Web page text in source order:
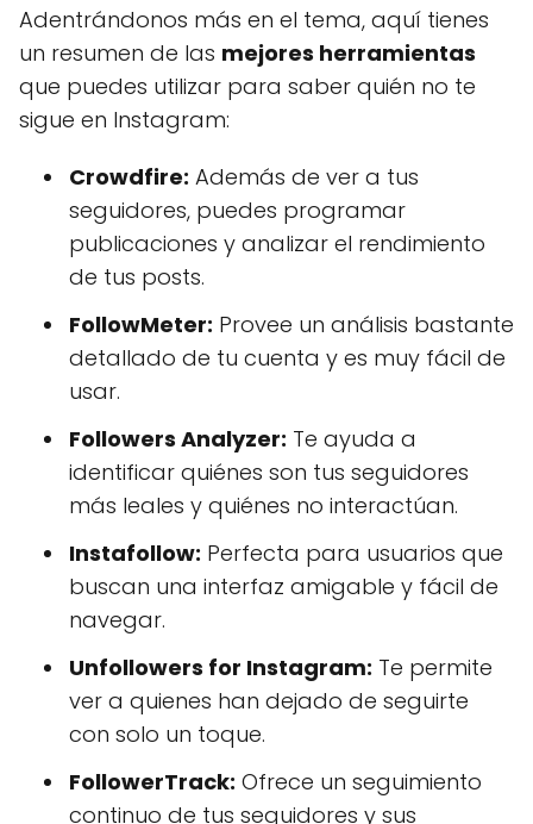
Adentrándonos más en el tema, aquí tienes
un resumen de las mejores herramientas
que puedes utilizar para saber quién no te
sigue en Instagram:
Crowdfire: Además de ver a tus
seguidores, puedes programar
publicaciones y analizar el rendimiento
de tus posts.
FollowMeter: Provee un análisis bastante
detallado de tu cuenta y es muy fácil de
usar.
Followers Analyzer: Te ayuda a
identificar quiénes son tus seguidores
más leales y quiénes no interactúan.
Instafollow: Perfecta para usuarios que
buscan una interfaz amigable y fácil de
navegar.
Unfollowers for Instagram: Te permite
ver a quienes han dejado de seguirte
con solo un toque.
FollowerTrack: Ofrece un seguimiento
continuo de tus seguidores y sus